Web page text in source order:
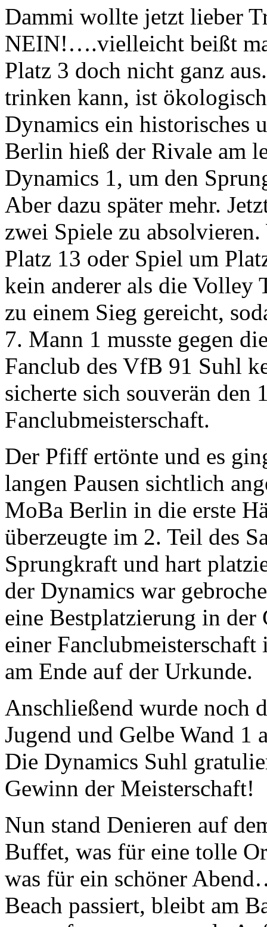
Dammi wollte jetzt lieber
NEIN!….vielleicht beißt
Platz 3 doch nicht ganz
trinken kann, ist
Dynamics ein historisches
Berlin hieß der Rivale am
Dynamics 1, um den
Aber dazu später mehr.
zwei Spiele zu
Platz 13 oder Spiel um
kein anderer als die Volley
zu einem Sieg gereicht,
7. Mann 1 musste gegen
Fanclub des VfB 91 Suhl
sicherte sich souverän den
Fanclubmeisterschaft.
Der Pfiff ertönte und es
langen Pausen sichtlich
MoBa Berlin in die erste
überzeugte im 2. Teil des
Sprungkraft und hart
der Dynamics war
eine Bestplatzierung in der
einer
am Ende auf der Urkunde.
Anschließend wurde noch
Jugend und Gelbe Wand 1
Die Dynamics Suhl
Gewinn der Meisterschaft!
Nun stand Denieren auf
Buffet, was für eine tolle
was für ein schöner
Beach passiert, bleibt am